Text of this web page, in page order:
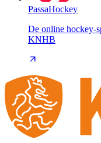
PassaHockey
De online hockey-
KNHB